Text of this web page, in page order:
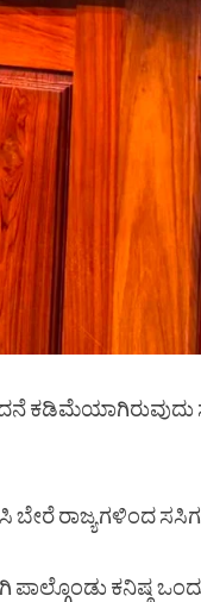
ಬೇರೆ ರಾಜ್ಯಗಳಿಂದ
ಕನಿಷ್ಠ